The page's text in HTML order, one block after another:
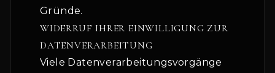
Gründe.
WIDERRUF IHRER EINWILLIGUNG ZUR
DATENVERARBEITUNG
Viele Datenverarbeitungsvorgänge